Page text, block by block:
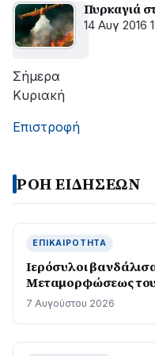
Πυρκαγιά
14 Αυγ 2016
Σήμερα
Κυριακή
Επιστροφή
ΡΟΗ ΕΙΔΗΣΕΩΝ
ΕΠΙΚΑΙΡΌΤΗΤΑ
Ιερόσυλοι
Μεταμορφώσεως
7 Αυγούστου 2026